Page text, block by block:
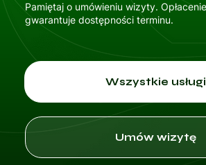
Pamiętaj o umówieniu wizyty.
gwarantuje dostępności terminu.
Wszystkie usługi
Umów wizytę